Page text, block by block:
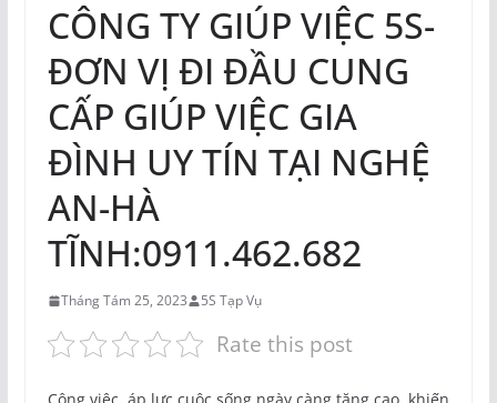
CÔNG TY GIÚP VIỆC 5S-
ĐƠN VỊ ĐI ĐẦU CUNG
CẤP GIÚP VIỆC GIA
ĐÌNH UY TÍN TẠI NGHỆ
AN-HÀ
TĨNH:0911.462.682
Tháng Tám 25, 2023 5S Tạp Vụ
Rate this post